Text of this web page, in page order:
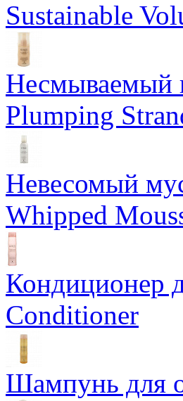
Sustainable
Несмываемый
Plumping
Невесомый
Whipped
Кондиционер
Conditioner
Шампунь для